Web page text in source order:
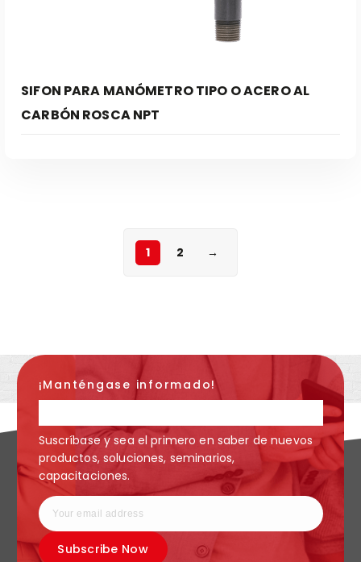
Leer Más
SIFON PARA MANÓMETRO TIPO O ACERO AL
CARBÓN ROSCA NPT
1 2 →
¡Manténgase informado!
Suscríbase y sea el primero en saber de nuevos
productos, soluciones, seminarios,
capacitaciones.
Subscribe Now